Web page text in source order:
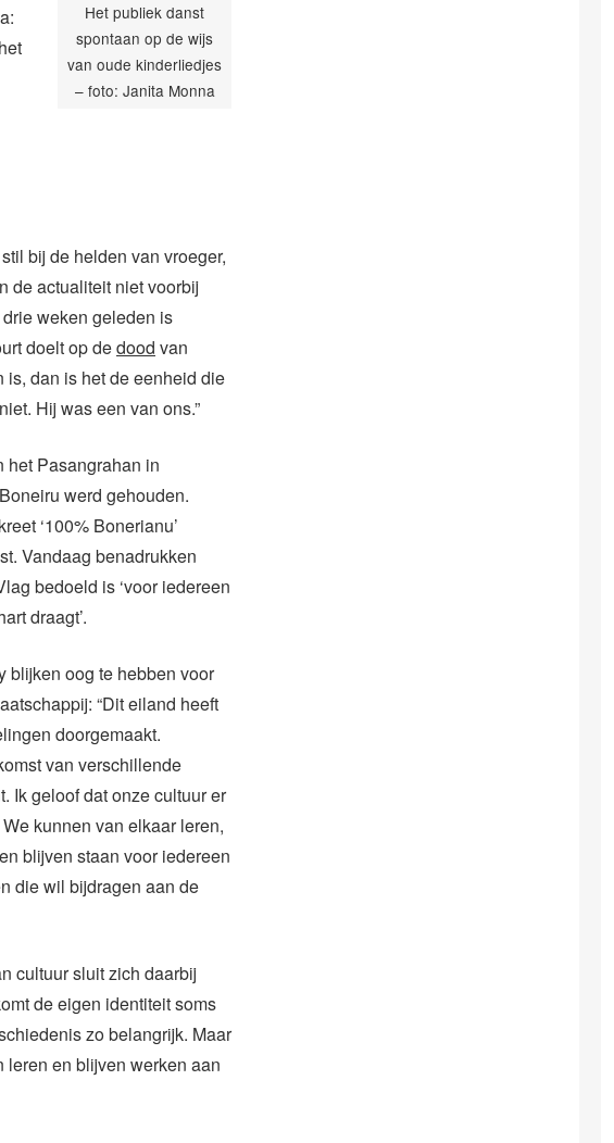
Het publiek danst
spontaan op de wijs
van oude kinderliedjes
– foto: Janita Monna
bij de helden van vroeger,
de actualiteit niet voorbij
weken geleden is
doelt op dedood van
is, dan is het de eenheid die
Hij was een van ons.”
het Pasangrahan in
werd gehouden.
‘100% Bonerianu’
Vandaag benadrukken
bedoeld is ‘voor iedereen
draagt’.
blijken oog te hebben voor
“Dit eiland heeft
doorgemaakt.
van verschillende
Ik geloof dat onze cultuur er
kunnen van elkaar leren,
blijven staan voor iedereen
die wil bijdragen aan de
cultuur sluit zich daarbij
de eigen identiteit soms
zo belangrijk. Maar
en blijven werken aan